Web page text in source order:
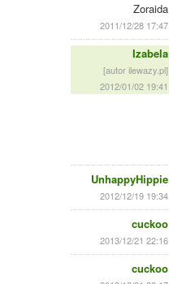
Zoraida
2011/12/28 17:47
Izabela
[autor ilewazy.pl]
2012/01/02 19:41
UnhappyHippie
2012/12/19 19:34
cuckoo
2013/12/21 22:16
cuckoo